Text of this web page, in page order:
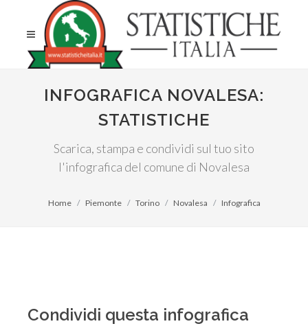
INFOGRAFICA NOVALESA:
STATISTICHE
Scarica, stampa e condividi sul tuo sito
l'infografica del comune di Novalesa
Home Piemonte Torino Novalesa Infografica
Condividi questa infografica